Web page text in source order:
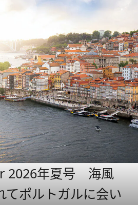
2026年夏号 海風
てポルトガルに会い